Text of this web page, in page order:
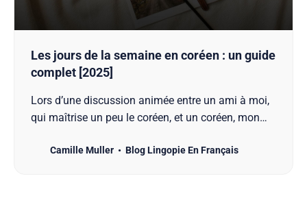
Les jours de la semaine en coréen : un guide
complet [2025]
Lors d’une discussion animée entre un ami à moi,
qui maîtrise un peu le coréen, et un coréen, mon
rencontre : ”이번 주 금요일 어때요?” (Que dirais-tu
Camille Muller Blog Lingopie En Français